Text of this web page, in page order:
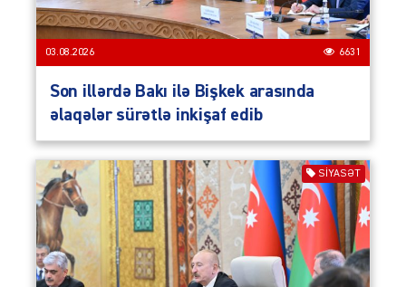
03.08.2026 6631
Son illərdə Bakı ilə Bişkek arasında
əlaqələr sürətlə inkişaf edib
SIYASƏT